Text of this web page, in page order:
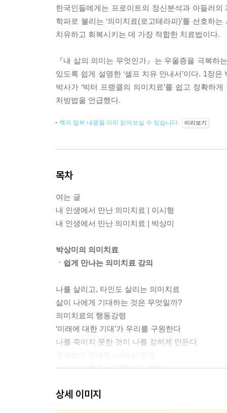
한국인들에게는 프로이트의 정신분석과 아들러
학파로 불리는 ‘의미치료(로고테라피)’를 선호하
치유하고 회복시키는 데 가장 적합한 치료법이다.
『내 삶의 의미는 무엇인가』는 우울증을 극복
있도록 쉽게 설명한 ‘셀프 치유 안내서’이다. 1장
박사가 ‘빅터 프랭클의 의미치료’를 쉽고 정확하
처방법을 언급했다.
책의 일부 내용을 미리 읽어보실 수 있습니다. 미리보기
목차
여는 글
내 인생에서 만난 의미치료 | 이시형
내 인생에서 만난 의미치료 | 박상미
박상미의 의미치료
ㆍ쉽게 만나는 의미치료 강의
나를 살리고, 타인도 살리는 의미치료
삶이 나에게 기대하는 것은 무엇일까?
의미치료의 행동강령
‘미래에 대한 기대’가 우리를 구원한다
나를 죽이지 못한 것이 나를 강하게 만든다
삶의 의미를 찾는 구체적인 방법
현대인들의 고민 - 의미치료에서 해답 찾기
불안, 공포, 강박이 심해요
상세 이미지